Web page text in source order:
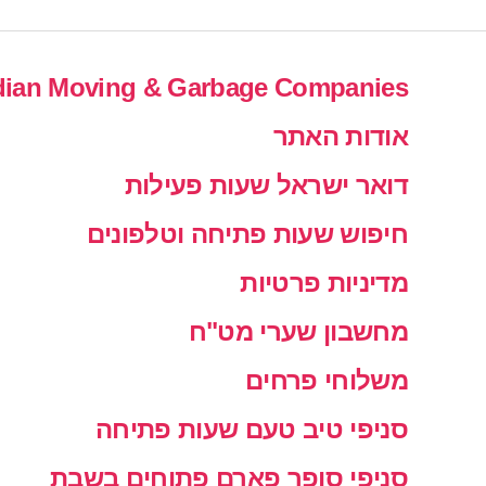
Moving & Garbage Companies
אודות האתר
דואר ישראל שעות פעילות
חיפוש שעות פתיחה וטלפונים
מדיניות פרטיות
מחשבון שערי מט"ח
משלוחי פרחים
סניפי טיב טעם שעות פתיחה
סניפי סופר פארם פתוחים בשבת